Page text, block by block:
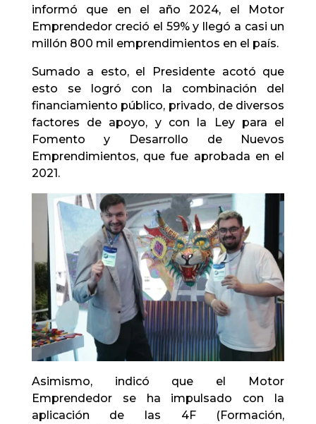
informó que en el año 2024, el Motor
Emprendedor creció el 59% y llegó a casi un
millón 800 mil emprendimientos en el país.
Sumado a esto, el Presidente acotó que
esto se logró con la combinación del
financiamiento público, privado, de diversos
factores de apoyo, y con la Ley para el
Fomento y Desarrollo de Nuevos
Emprendimientos, que fue aprobada en el
2021.
Asimismo, indicó que el Motor
Emprendedor se ha impulsado con la
aplicación de las 4F (Formación,